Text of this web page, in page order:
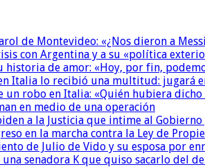
de Montevideo: «¿Nos dieron a
con Argentina y a su «política
historia de amor: «Hoy, por fin,
Italia lo recibió una multitud: jugará
robo en Italia: «Quién hubiera
en medio de una operación
a la Justicia que intime al
en la marcha contra la Ley de
de Julio de Vido y su esposa por
senadora K que quiso sacarlo del